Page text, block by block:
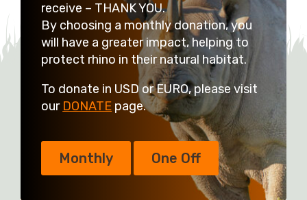
receive – THANK YOU.
By choosing a monthly donation, you
will have a greater impact, helping to
protect rhino in their natural habitat.
To donate in USD or EURO, please visit
our DONATE page.
Monthly One Off